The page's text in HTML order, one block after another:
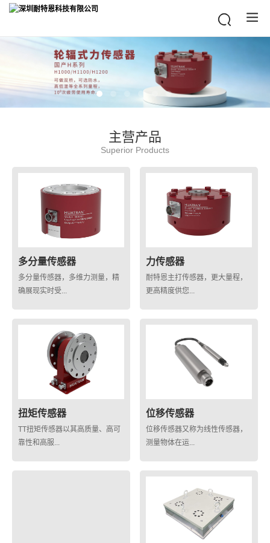
主营产品
Superior Products
多分量传感器
多分量传感器，多维力测量，精
确展现实时受...
力传感器
耐特恩主打传感器，更大量程，
更高精度供您...
扭矩传感器
TT扭矩传感器以其高质量、高可
靠性和高服...
位移传感器
位移传感器又称为线性传感器，
测量物体在运...